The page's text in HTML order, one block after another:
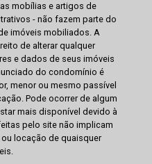
mobílias e artigos de
- não fazem parte do
imóveis mobiliados. A
de alterar qualquer
e dados de seus imóveis
do condomínio é
menor ou mesmo passível
Pode ocorrer de algum
mais disponível devido à
pelo site não implicam
locação de quaisquer